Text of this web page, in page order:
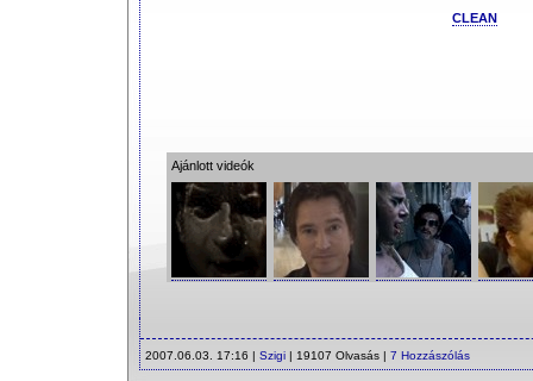
CLEAN
Ajánlott videók
2007.06.03. 17:16 | Szigi | 19107 Olvasás | 7 Hozzászólás